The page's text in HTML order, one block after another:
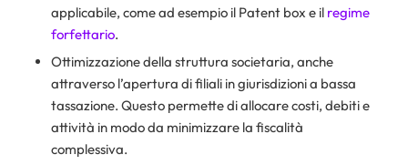
applicabile, come ad esempio il Patent box e il regime
forfettario.
Ottimizzazione della struttura societaria, anche
attraverso l’apertura di filiali in giurisdizioni a bassa
tassazione. Questo permette di allocare costi, debiti e
attività in modo da minimizzare la fiscalità
complessiva.